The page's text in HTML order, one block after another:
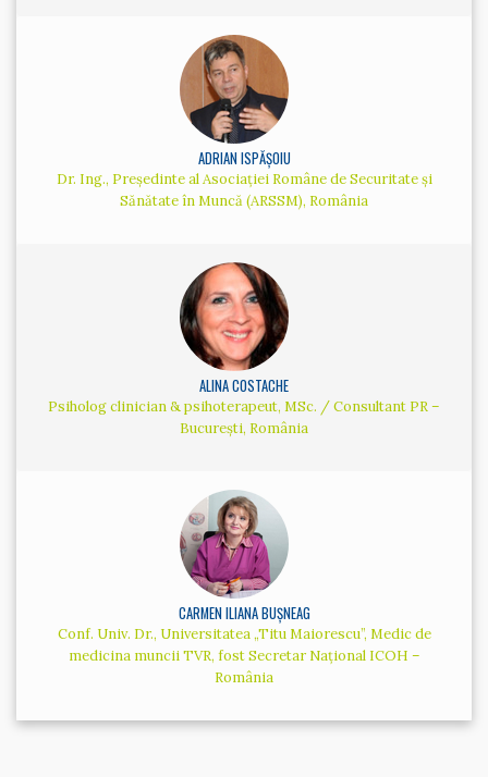
ADRIAN ISPĂȘOIU
Dr. Ing., Președinte al Asociației Române de Securitate și
Sănătate în Muncă (ARSSM), România
ALINA COSTACHE
Psiholog clinician & psihoterapeut, MSc. / Consultant PR –
București, România
CARMEN ILIANA BUȘNEAG
Conf. Univ. Dr., Universitatea „Titu Maiorescu”, Medic de
medicina muncii TVR, fost Secretar Național ICOH –
România